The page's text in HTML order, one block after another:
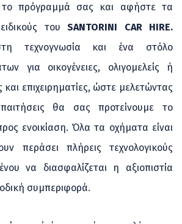
το πρόγραμμά σας και αφήστε τα
του SANTORINI CAR HIRE.
τεχνογνωσία και ένα στόλο
για οικογένειες, ολιγομελείς ή
και επιχειρηματίες, ώστε μελετώντας
θα σας προτείνουμε το
ενοικίαση. Όλα τα οχήματα είναι
περάσει πλήρεις τεχνολογικούς
να διασφαλίζεται η αξιοπιστία
συμπεριφορά.